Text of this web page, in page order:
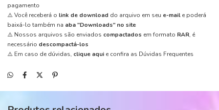
pagamento
⚠️ Você receberá o link de download do arquivo em seu e-mail e poderá
baixá-lo também na aba "Downloads" no site
⚠️ Nossos arquivos são enviados compactados em formato RAR, é
necessário descompactá-los
⚠️ Em caso de dúvidas, clique aqui e confira as Dúvidas Frequentes